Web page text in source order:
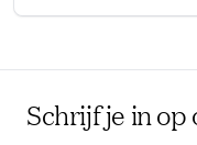
Schrijf je in